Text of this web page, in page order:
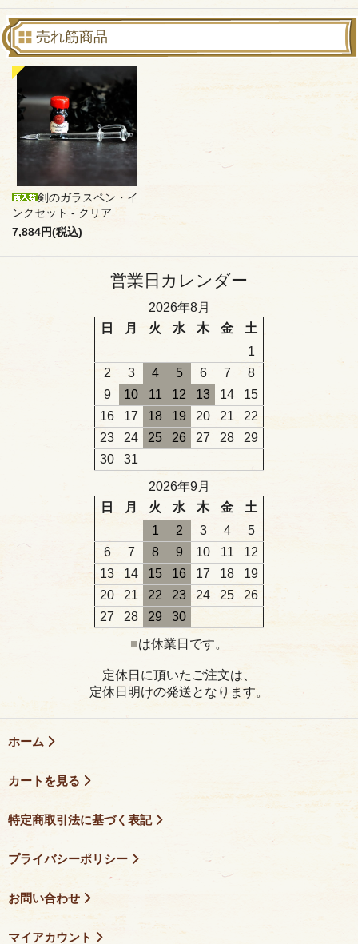
売れ筋商品
剣のガラスペン・イ
ンクセット - クリア
7,884円(税込)
営業日カレンダー
2026年8月
日
月 火 水 木 金
土
1
2
3 4 5 6 7
8
9
10 11 12 13 14
15
16
17 18 19 20 21
22
23
24 25 26 27 28
29
30
31
2026年9月
日
月 火 水 木 金
土
1
2 3 4
5
6
7 8 9 10 11
12
13
14 15 16 17 18
19
20
21 22 23 24 25
26
27
28 29
30
■は休業日です。
定休日に頂いたご注文は、
定休日明けの発送となります。
ホーム
カートを見る
特定商取引法に基づく表記
プライバシーポリシー
お問い合わせ
マイアカウント